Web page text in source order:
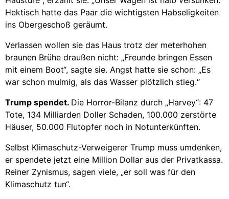
Hektisch hatte das Paar die wichtigsten Habseligkeiten
ins Obergeschoß geräumt.
Verlassen wollen sie das Haus trotz der meterhohen
braunen Brühe draußen nicht: „Freunde bringen Essen
mit einem Boot“, sagte sie. Angst hatte sie schon: „Es
war schon mulmig, als das Wasser plötzlich stieg.“
Trump spendet. Die Horror-Bilanz durch „Harvey“: 47
Tote, 134 Milliarden Doller Schaden, 100.000 zerstörte
Häuser, 50.000 Flutopfer noch in Notunterkünften.
Selbst Klimaschutz-Verweigerer Trump muss umdenken,
er spendete jetzt eine Million Dollar aus der Privatkassa.
Reiner Zynismus, sagen viele, „er soll was für den
Klimaschutz tun“.